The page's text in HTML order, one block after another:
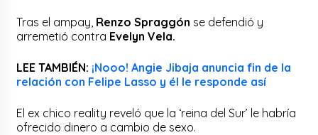
Tras el ampay, Renzo Spraggón se defendió y
arremetió contra Evelyn Vela.
LEE TAMBIÉN: ¡Nooo! Angie Jibaja anuncia fin de la
relación con Felipe Lasso y él le responde así
El ex chico reality reveló que la ‘reina del Sur’ le habría
ofrecido dinero a cambio de sexo.